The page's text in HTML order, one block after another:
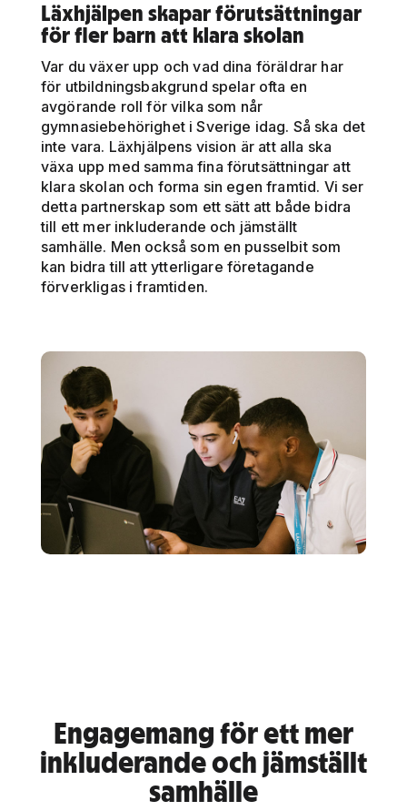
Läxhjälpen skapar förutsättningar
för fler barn att klara skolan
Var du växer upp och vad dina föräldrar har
för utbildningsbakgrund spelar ofta en
avgörande roll för vilka som når
gymnasiebehörighet i Sverige idag. Så ska det
inte vara. Läxhjälpens vision är att alla ska
växa upp med samma fina förutsättningar att
klara skolan och forma sin egen framtid. Vi ser
detta partnerskap som ett sätt att både bidra
till ett mer inkluderande och jämställt
samhälle. Men också som en pusselbit som
kan bidra till att ytterligare företagande
förverkligas i framtiden.
Engagemang för ett mer
inkluderande och jämställt
samhälle